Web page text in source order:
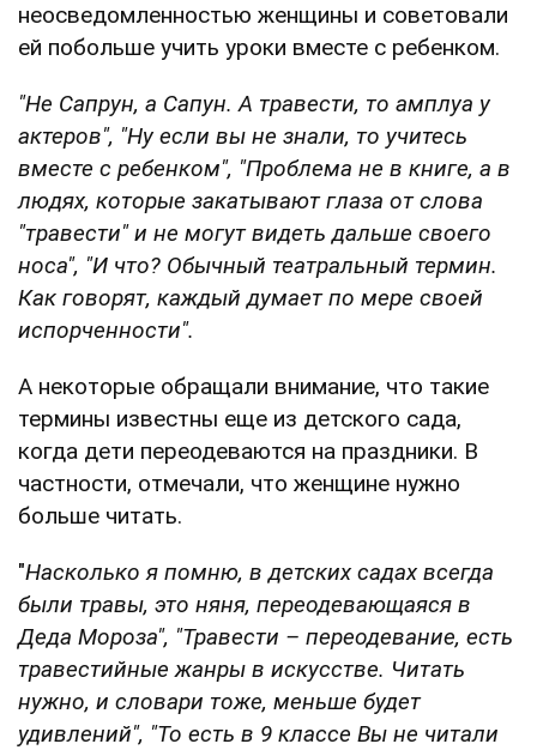
неосведомленностью женщины и советовали
ей побольше учить уроки вместе с ребенком.
"Не Сапрун, а Сапун. А травести, то амплуа у
актеров", "Ну если вы не знали, то учитесь
вместе с ребенком", "Проблема не в книге, а в
людях, которые закатывают глаза от слова
"травести" и не могут видеть дальше своего
носа", "И что? Обычный театральный термин.
Как говорят, каждый думает по мере своей
испорченности".
А некоторые обращали внимание, что такие
термины известны еще из детского сада,
когда дети переодеваются на праздники. В
частности, отмечали, что женщине нужно
больше читать.
"Насколько я помню, в детских садах всегда
были травы, это няня, переодевающаяся в
Деда Мороза", "Травести – переодевание, есть
травестийные жанры в искусстве. Читать
нужно, и словари тоже, меньше будет
удивлений", "То есть в 9 классе Вы не читали